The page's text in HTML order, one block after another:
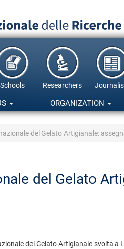
Schools Researchers
ORGANIZATION
del Gelato Artigianale:
del Gelato
del Gelato Artigianale svolta a